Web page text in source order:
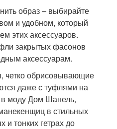
образ – выбирайте
и удобном, который
этих аксессуаров.
закрытых фасонов
аксессуарам.
четко обрисовывающие
даже с туфлями на
в моду Дом Шанель,
в стильных
тонких гетрах до